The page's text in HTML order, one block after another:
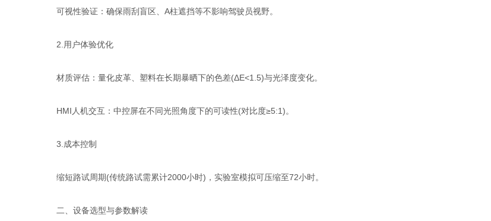
​可视性验证：确保雨刮盲区、A柱遮挡等不影响驾驶员视野。
2​.用户体验优化​
​材质评估：量化皮革、塑料在长期暴晒下的色差(ΔE<1.5)与光泽度变化。
​HMI人机交互：中控屏在不同光照角度下的可读性(对比度≥5:1)。
3.​成本控制​
缩短路试周期(传统路试需累计2000小时)，实验室模拟可压缩至72小时。
​二、设备选型与参数解读